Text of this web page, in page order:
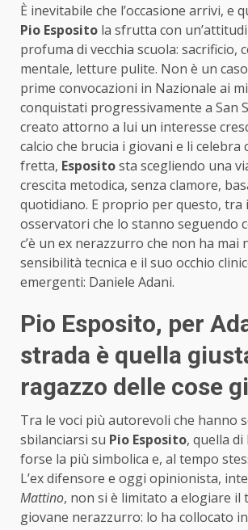
È inevitabile che l’occasione arrivi, e
Pio Esposito la sfrutta con
profuma di vecchia scuola: sacrificio,
mentale, letture pulite. Non è un
prime convocazioni in Nazionale ai
conquistati progressivamente a San
creato attorno a lui un interesse
calcio che brucia i giovani e li celebra
fretta, Espositosta scegliendo una
crescita metodica, senza clamore,
quotidiano. E proprio per questo, tra
osservatori che lo stanno seguendo
c’è un ex nerazzurro che non ha mai
sensibilità tecnica e il suo occhio
emergenti: Daniele Adani.
Pio Esposito, per
strada è quella
ragazzo delle cose
Tra le voci più autorevoli che hanno
sbilanciarsi su Pio Esposito, quella di
forse la più simbolica e, al tempo
L’ex difensore e oggi opinionista,
Mattino, non si è limitato a elogiare il
giovane nerazzurro: lo ha collocato